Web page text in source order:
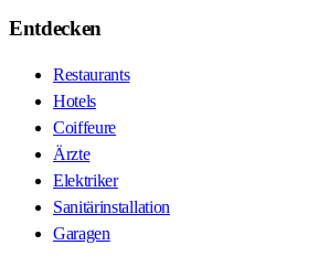
Entdecken
Restaurants
Hotels
Coiffeure
Ärzte
Elektriker
Sanitärinstallation
Garagen